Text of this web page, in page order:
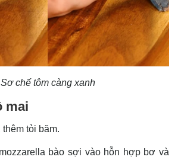
Sơ chế tôm càng xanh
mai
tỏi băm.
bào sợi vào hỗn hợp bơ và